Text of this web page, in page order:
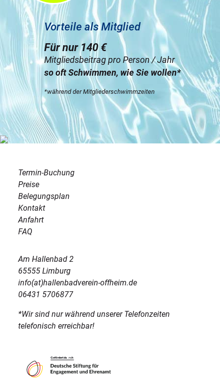
Vorteile als Mitglied
Für nur 140 €
Mitgliedsbeitrag pro Person / Jahr
so oft Schwimmen, wie Sie wollen*
*während der Mitgliederschwimmzeiten
Termin-Buchung
Preise
Belegungsplan
Kontakt
Anfahrt
FAQ
Am Hallenbad 2
65555 Limburg
info(at)hallenbadverein-offheim.de
06431 5706877
*Wir sind nur während unserer Telefonzeiten
telefonisch erreichbar!